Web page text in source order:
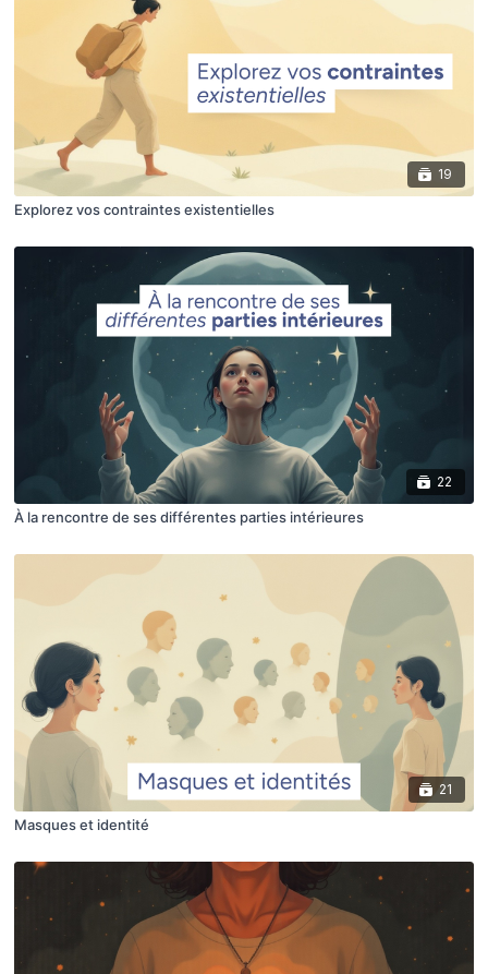
19
Explorez vos contraintes existentielles
22
À la rencontre de ses différentes parties intérieures
21
Masques et identité